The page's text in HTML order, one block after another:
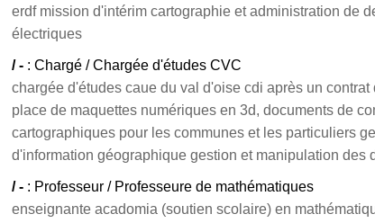
erdf mission d'intérim cartographie et administration de
électriques
/ - : Chargé / Chargée d'études CVC
chargée d'études caue du val d'oise cdi après un
place de maquettes numériques en 3d, documents de
cartographiques pour les communes et les particuliers
d'information géographique gestion et manipulation des
/ - : Professeur / Professeure de mathématiques
enseignante acadomia (soutien scolaire) en